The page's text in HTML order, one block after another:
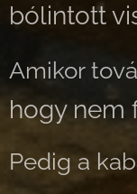
bólintott
Amikor
hogy nem
Pedig a